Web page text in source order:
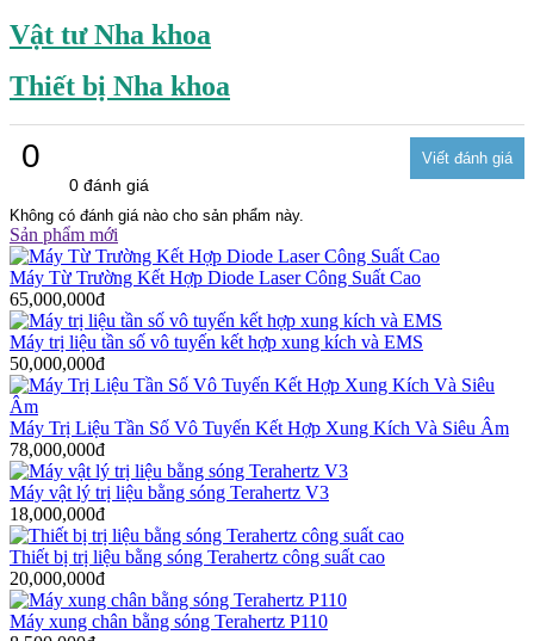
Vật tư Nha khoa
Thiết bị Nha khoa
0
0 đánh giá
Không có đánh giá nào cho sản phẩm này.
Sản phẩm mới
Máy Từ Trường Kết Hợp Diode Laser Công Suất Cao
65,000,000đ
Máy trị liệu tần số vô tuyến kết hợp xung kích và EMS
50,000,000đ
Máy Trị Liệu Tần Số Vô Tuyến Kết Hợp Xung Kích Và Siêu Âm
78,000,000đ
Máy vật lý trị liệu bằng sóng Terahertz V3
18,000,000đ
Thiết bị trị liệu bằng sóng Terahertz công suất cao
20,000,000đ
Máy xung chân bằng sóng Terahertz P110